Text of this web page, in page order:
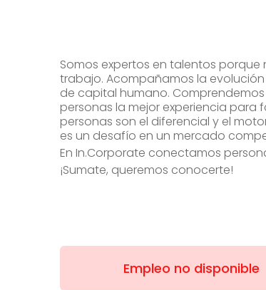
Somos expertos en talentos
trabajo. Acompañamos la
de capital humano.
personas la mejor experiencia para
personas son el diferencial y el
es un desafío en un mercado
En In.Corporate conectamos
¡Sumate, queremos conocerte!
Empleo no disponible